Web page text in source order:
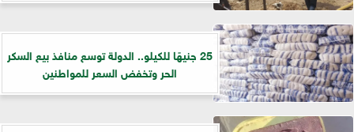
25 جنيهًا للكيلو.. الدولة توسع منافذ بيع السكر
الحر وتخفض السعر للمواطنين